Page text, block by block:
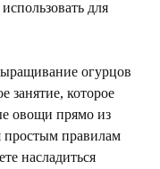
для
огурцов
занятие, которое
овощи прямо из
простым правилам
насладиться